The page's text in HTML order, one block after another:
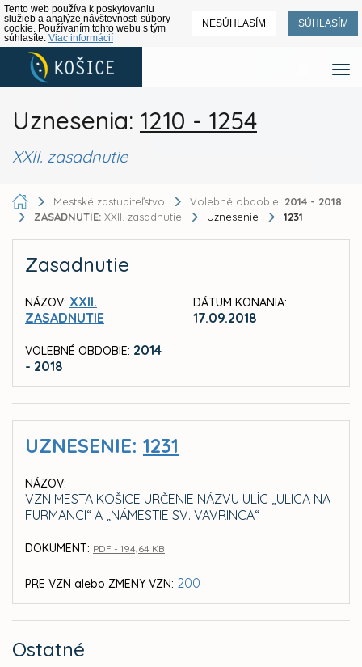
Tento web používa k poskytovaniu
služieb a analýze návštevnosti súbory
cookie. Používaním tohto webu s tým
súhlasíte. Viac informácií
NESÚHLASÍM SÚHLASÍM
Uznesenia: 1210 - 1254
XXII. zasadnutie
Mestské zastupiteľstvo Volebné obdobie: 2014 - 2018
ZASADNUTIE: XXII. zasadnutie Uznesenie 1231
Zasadnutie
NÁZOV: XXII.
ZASADNUTIE
VOLEBNÉ OBDOBIE: 2014
- 2018
DÁTUM KONANIA:
17.09.2018
UZNESENIE: 1231
NÁZOV:
VZN MESTA KOŠICE URČENIE NÁZVU ULÍC „ULICA NA
FURMANCI“ A „NÁMESTIE SV. VAVRINCA“
DOKUMENT: PDF - 194,64 KB
PRE VZN alebo ZMENY VZN: 200
Ostatné